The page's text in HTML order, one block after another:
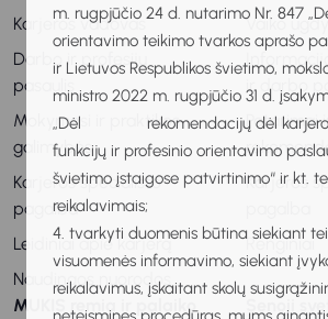
m. rugpjūčio 24 d. nutarimo Nr. 847
orientavimo teikimo tvarkos aprašo
ir Lietuvos Respublikos švietimo,
ministro 2022 m. rugpjūčio 31 d.
„Dėl rekomendacijų dėl karjeros
funkcijų ir profesinio orientavimo
švietimo įstaigose patvirtinimo“ ir kt.
reikalavimais;
4. tvarkyti duomenis būtina siekiant
visuomenės informavimo, siekiant
reikalavimus, įskaitant skolų
Karjeros vadovas
Darbo ir profesijų
pasaulis
Mokymosi ir praktikos
galimybės
Karjeros specialisto
pagalba
Leidiniai apie karjerą
Naudingos nuorodos
Vaiko
ir darbo
Patarimai
Karjeros
Renginiai
MUKIS remia ir palaiko Senoji